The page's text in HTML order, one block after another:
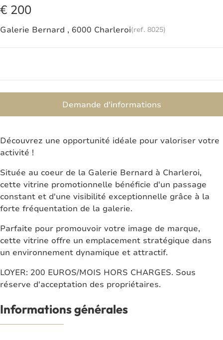
€ 200
Galerie Bernard , 6000 Charleroi(ref. 8025)
Demande d'informations
Découvrez une opportunité idéale pour valoriser votre
activité !
Située au coeur de la Galerie Bernard à Charleroi,
cette vitrine promotionnelle bénéficie d'un passage
constant et d'une visibilité exceptionnelle grâce à la
forte fréquentation de la galerie.
Parfaite pour promouvoir votre image de marque,
cette vitrine offre un emplacement stratégique dans
un environnement dynamique et attractif.
LOYER: 200 EUROS/MOIS HORS CHARGES. Sous
réserve d'acceptation des propriétaires.
Informations générales